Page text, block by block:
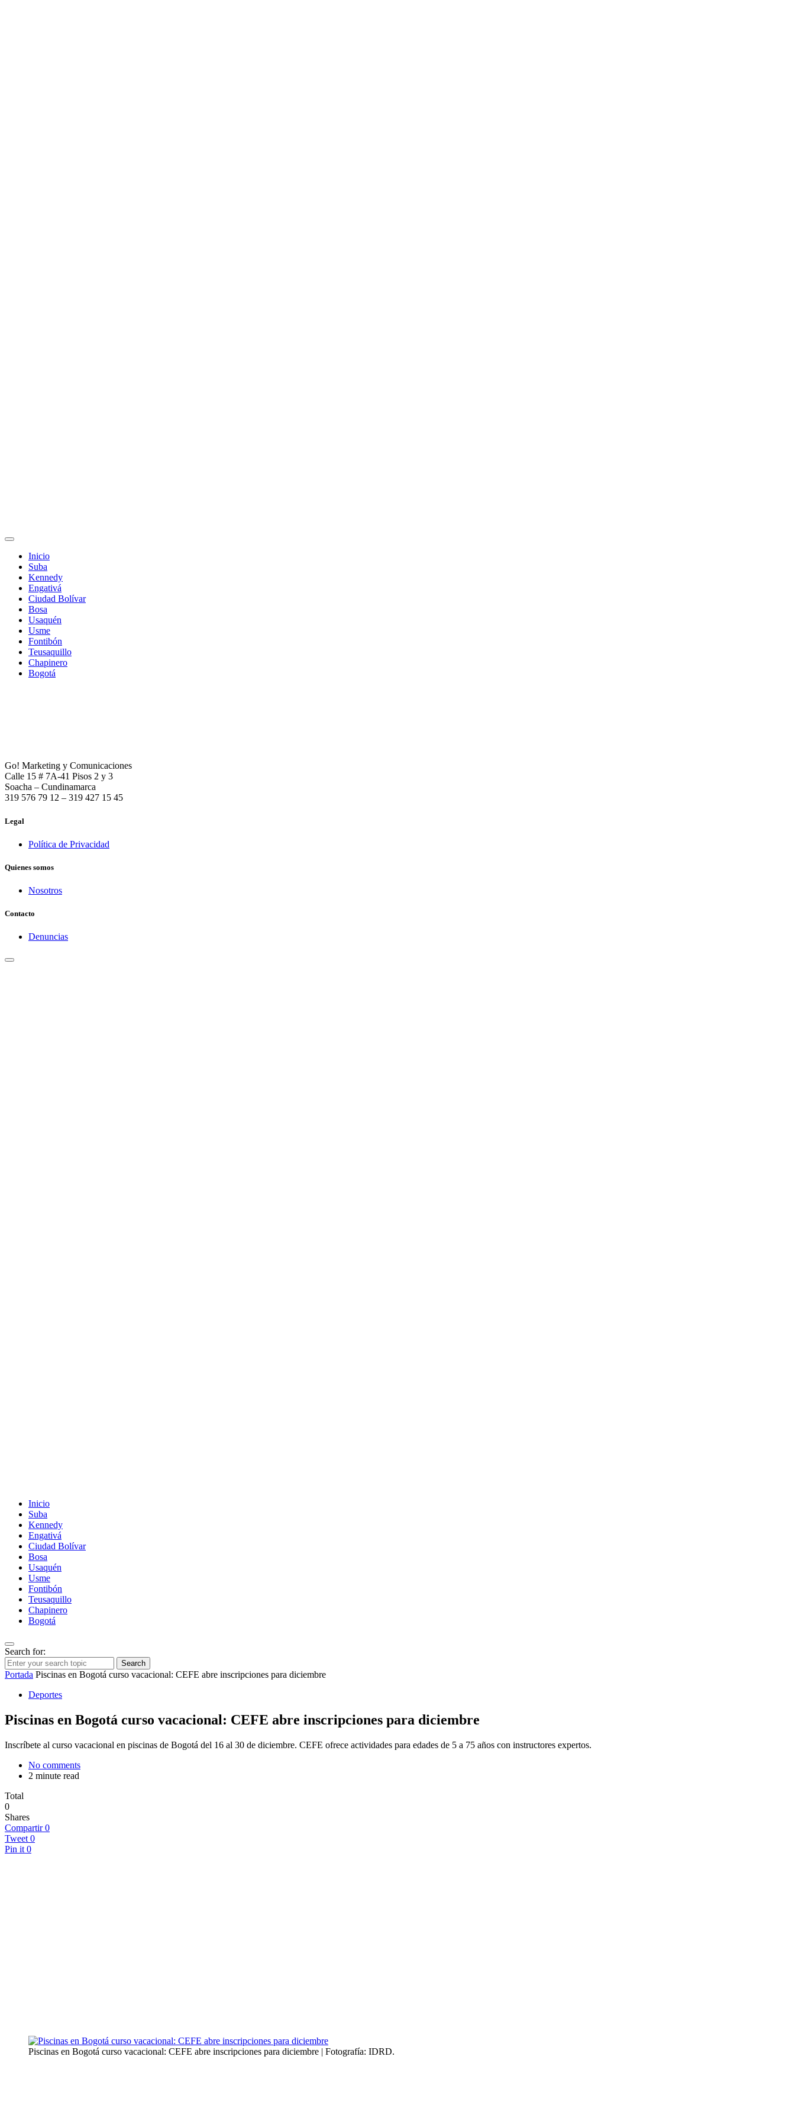
Inicio
Suba
Kennedy
Engativá
Ciudad Bolívar
Bosa
Usaquén
Usme
Fontibón
Teusaquillo
Chapinero
Bogotá
Go! Marketing y Comunicaciones
Calle 15 # 7A-41 Pisos 2 y 3
Soacha – Cundinamarca
319 576 79 12 – 319 427 15 45
Legal
Política de Privacidad
Quienes somos
Nosotros
Contacto
Denuncias
Inicio
Suba
Kennedy
Engativá
Ciudad Bolívar
Bosa
Usaquén
Usme
Fontibón
Teusaquillo
Chapinero
Bogotá
Search for:
Search
Portada Piscinas en Bogotá curso vacacional: CEFE abre inscripciones para diciembre
Deportes
Piscinas en Bogotá curso vacacional: CEFE abre inscripciones para diciembre
Inscríbete al curso vacacional en piscinas de Bogotá del 16 al 30 de diciembre. CEFE ofrece actividades para edades de 5 a 75 años con instructores expertos.
No comments
2 minute read
Total
0
Shares
Compartir 0
Tweet 0
Pin it 0
Piscinas en Bogotá curso vacacional: CEFE abre inscripciones para diciembre | Fotografía: IDRD.